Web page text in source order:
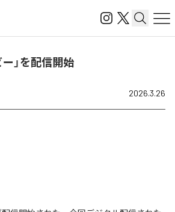
」を配信開始
2026.3.26